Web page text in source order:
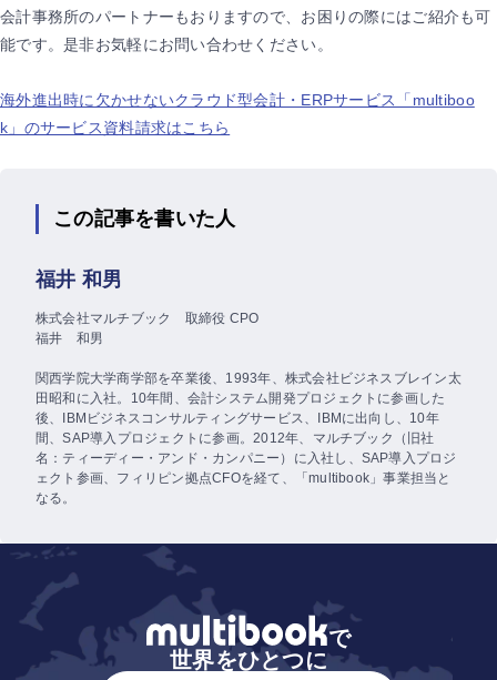
会計事務所のパートナーもおりますので、お困りの際にはご紹介も可
能です。是非お気軽にお問い合わせください。
海外進出時に欠かせないクラウド型会計・ERPサービス「multiboo
k」のサービス資料請求はこちら
この記事を書いた人
福井 和男
株式会社マルチブック 取締役 CPO
福井 和男
関西学院大学商学部を卒業後、1993年、株式会社ビジネスブレイン太
田昭和に入社。10年間、会計システム開発プロジェクトに参画した
後、IBMビジネスコンサルティングサービス、IBMに出向し、10年
間、SAP導入プロジェクトに参画。2012年、マルチブック（旧社
名：ティーディー・アンド・カンパニー）に入社し、SAP導入プロジ
ェクト参画、フィリピン拠点CFOを経て、「multibook」事業担当と
なる。
で
世界をひとつに